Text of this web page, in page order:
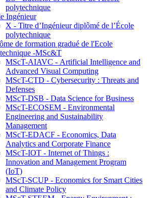
polytechnique
Ingénieur
X - Titre d’Ingénieur diplômé de l’École
polytechnique
de formation gradué de l'Ecole
-MSc&T
MScT-AIAVC - Artificial Intelligence and
Advanced Visual Computing
MScT-CTD - Cybersecurity : Threats and
Defenses
MScT-DSB - Data Science for Business
MScT-ECOSEM - Environmental
Engineering and Sustainability
Management
MScT-EDACF - Economics, Data
Analytics and Corporate Finance
MScT-IOT - Internet of Things :
Innovation and Management Program
(IoT)
MScT-SCUP - Economics for Smart Cities
and Climate Policy